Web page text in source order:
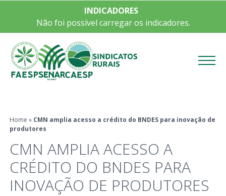
INDICADORES
Não foi possível carregar os indicadores.
Home » CMN amplia acesso a crédito do BNDES para inovação de
produtores
CMN AMPLIA ACESSO A
CRÉDITO DO BNDES PARA
INOVAÇÃO DE PRODUTORES